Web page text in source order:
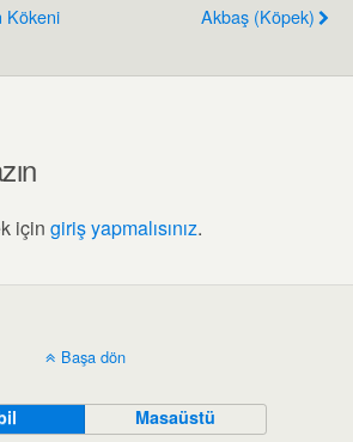
Kökeni
Akbaş (köpek)
için giriş yapmalısınız.
Başa dön
Masaüstü